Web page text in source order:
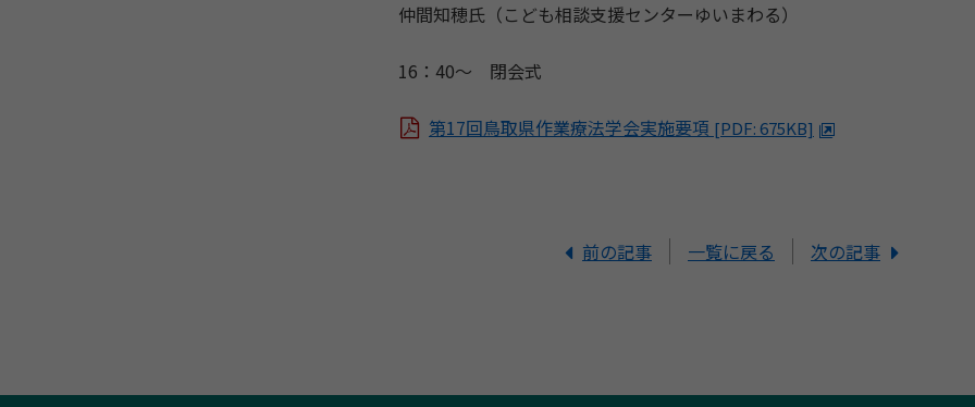
仲間知穂氏（こども相談支援センターゆいまわる）
16：40～ 閉会式
第17回鳥取県作業療法学会実施要項 [PDF: 675KB]
前の記事 一覧に戻る 次の記事